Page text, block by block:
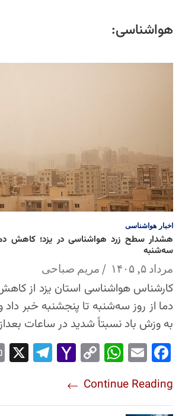
هواشناسی:
اخبار هواشناسی
هشدار سطح زرد هواشناسی در یزد؛ کاهش دما
سه‌شنبه
مرداد ۵, ۱۴۰۵ مریم صباحی
کارشناس هواشناسی استان یزد از
دما از روز سه‌شنبه تا پنجشنبه خبر
به وزش باد نسبتاً شدید در ساعات
Fac
ok
Em
Wh
Ap
p
Co
Lin
k
Yah
l
Tel
Continue Reading